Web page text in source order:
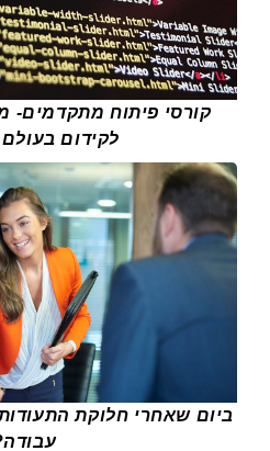
קורסי פיתוח
לקידום
ביום שאחרי חלוקת